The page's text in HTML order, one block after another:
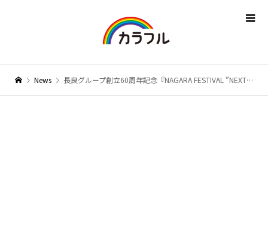
News 長良グループ創立60周年記念『NAGARA FESTIVAL ”NEXT STAGE”』で”ワンチーム”所属タレント全12組が豪華競演！